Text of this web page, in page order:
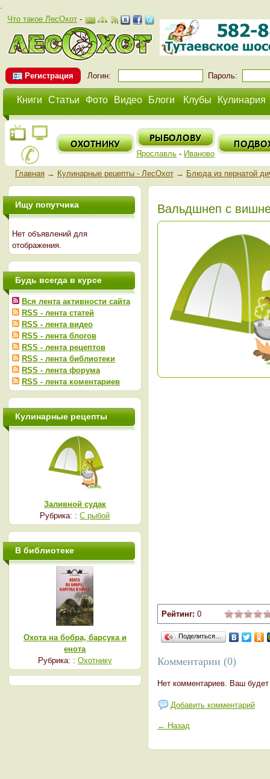
.
Что такое ЛесОхот-
Регистрация Логин: Пароль:
Книги Статьи Фото Видео Блоги Клубы Кулинария
Ярославль - Иваново
Главная→ Кулинарные рецепты - ЛесОхот→ Блюда из пернатой
Вальдшнеп с
Рейтинг: 0
Поделиться…
Комментарии (0)
Нет комментариев. Ваш
Добавить комментарий
← Назад
Ищу попутчика
Нет объявлений для
отображения.
Будь всегда в курсе
Вся лента активности сайта
RSS - лента статей
RSS - лента видео
RSS - лента блогов
RSS - лента рецептов
RSS - лента библиотеки
RSS - лента форума
RSS - лента коментариев
Кулинарные рецепты
Заливной судак
Рубрика: :С рыбой
В библиотеке
Охота на бобра, барсука и
енота
Рубрика: : Охотнику